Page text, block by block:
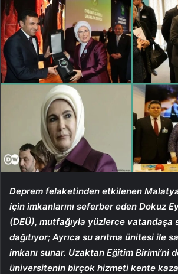
Deprem felaketinden etkilenen
için imkanlarını seferber eden Dokuz
(DEÜ), mutfağıyla yüzlerce vatandaşa
dağıtıyor; Ayrıca su arıtma ünitesi ile
imkanı sunar. Uzaktan Eğitim Birimi’ni
üniversitenin birçok hizmeti kente